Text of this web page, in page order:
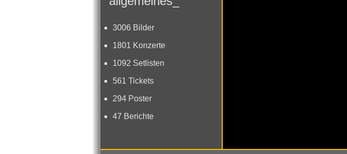
3006 Bilder
1801 Konzerte
1092 Setlisten
561 Tickets
294 Poster
47 Berichte